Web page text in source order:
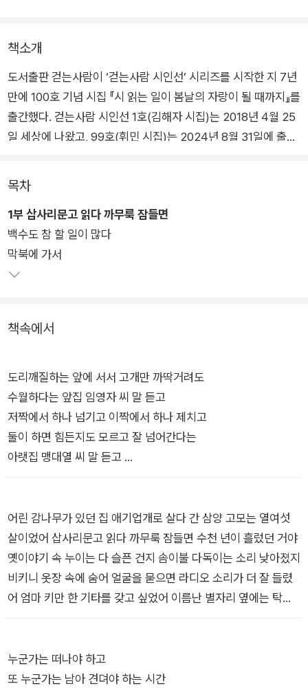
책소개
도서출판 걷는사람이 ‘걷는사람 시인선’ 시리즈를 시작한 지 7년
만에 100호 기념 시집 『시 읽는 일이 봄날의 자랑이 될 때까지』를
출간했다. 걷는사람 시인선 1호(김해자 시집)는 2018년 4월 25
일 세상에 나왔고, 99호(휘민 시집)는 2024년 8월 31일에 출간
사람 시인선’ 이름으로 두 권의 시집을 상재하여 99명이 아닌 98
명이다.) 이번 시집은 시인선 1호에서 99호까지 함께해 온 시인
들의 시집에서 대표작 1편을 엄선해 실었다.
시집은 1부 ‘삽사리문고 읽다 까무룩 잠들면’, 2부 ‘밤새 우는 아
기를 안은 창백하고 질긴 얼굴’, 3부 ‘왜 아직 거기에 있는 걸까 붉
된 1부에서는 문명에 대한 통찰과 동시대성을 견지하고 있는 김
다.
2부에서는 각 지역에서 오랫동안 창작 활동을 이어 온 시인들의
작품을 폭넓게 만나 볼 수 있다. 제주 홍경희 시인을 비롯해 광주/
전남 김호균·이기영·백애송, 충북 김영미·신영순, 경남 손남숙, 대
구/경북의 안상학·피재현·손진은·임수현, 대전/충남의 정덕재·이
(口語) 등을 통해 생태적 감수성을 밀도 있게 구현하고 있다. 3부
에서는 현대인이 발 담그고 살아가는 공간(자연/도심/지구)에 관
한 질문과 통찰이 깊이 있게 펼쳐지며, 4부에서는 몸과 마음의 통
증에 대한 인식, 일상 속 경이로움과 위트를 포착하는 섬세한 시
선이 돋보인다.
목차
1부 삽사리문고 읽다 까무룩 잠들면
백수도 참 할 일이 많다
막북에 가서
책속에서
도리깨질하는 앞에 서서 고개만 까딱거려도
수월하다는 앞집 임영자 씨 말 듣고
저짝에서 하나 넘기고 이짝에서 하나 제치고
둘이 하면 힘든지도 모르고 잘 넘어간다는
아랫집 맹대열 씨 말 듣고
쌀방아 보리방아 매기미질도
콩 튀듯 팥 튀듯 바쁜 양승분 씨 밭에 가서
가만히 서 있다
콩 터는 옆에 앉아 껍데기 골라냈다
사방팔방 날아다니는 콩알을 줍기도 했다
심지도 않은 땅콩 한 소쿠리 얻었다
백수도 참 할 일이 많다
어린 감나무가 있던 집 애기업개로 살다 간 삼양 고모는 열여섯
살이었어 삽사리문고 읽다 까무룩 잠들면 수천 년이 흘렀던 거야
옛이야기 속 누이는 다 슬픈 건지 솜이불 다독이는 소리 낮아졌지
비키니 옷장 속에 숨어 얼굴을 묻으면 라디오 소리가 더 잘 들렸
어 엄마 키만 한 기타를 갖고 싶었어 이름난 별자리 옆에는 탁아
소가 성행이었고,
누군가는 떠나야 하고
또 누군가는 남아 견뎌야 하는 시간